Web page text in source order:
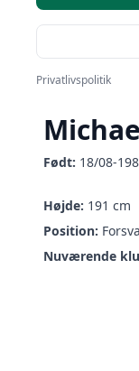
Født: 18/08-
Højde: 191 cm
Position:
Nuværende
Privatlivspolitik